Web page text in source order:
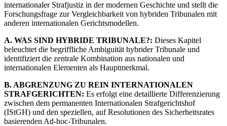
internationaler Strafjustiz in der modernen Geschichte und stellt die
Forschungsfrage zur Vergleichbarkeit von hybriden Tribunalen mit
anderen internationalen Gerichtsmodellen.
A. WAS SIND HYBRIDE TRIBUNALE?: Dieses Kapitel
beleuchtet die begriffliche Ambiguität hybrider Tribunale und
identifiziert die zentrale Kombination aus nationalen und
internationalen Elementen als Hauptmerkmal.
B. ABGRENZUNG ZU REIN INTERNATIONALEN
STRAFGERICHTEN: Es erfolgt eine detaillierte Differenzierung
zwischen dem permanenten Internationalen Strafgerichtshof
(IStGH) und den speziellen, auf Resolutionen des Sicherheitsrates
basierenden Ad-hoc-Tribunalen.